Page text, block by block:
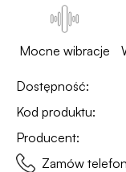
Mocne wibracje
Dostępność:
Kod produktu:
Producent:
Zamów